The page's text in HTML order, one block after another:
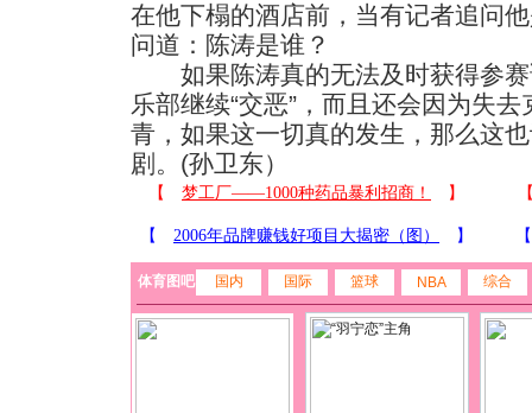
在他下榻的酒店前，当有记者追问
问道：陈涛是谁？
如果陈涛真的无法及时获得参赛
乐部继续“交恶”，而且还会因为失
青，如果这一切真的发生，那么这
剧。(孙卫东）
体育图吧 国内 国际 篮球 NBA 综合